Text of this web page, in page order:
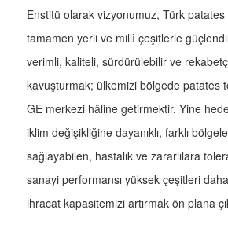
Enstitü olarak vizyonumuz, Türk
tamamen yerli ve millî çeşitlerle
verimli, kaliteli, sürdürülebilir ve
kavuşturmak; ülkemizi bölgede patates
GE merkezi hâline getirmektir. Yine
iklim değişikliğine dayanıklı, farklı
sağlayabilen, hastalık ve zararlılara
sanayi performansı yüksek çeşitleri
ihracat kapasitemizi artırmak ön plana